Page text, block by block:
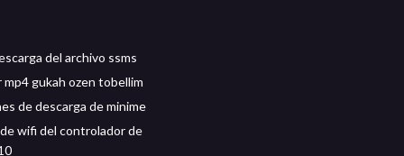
del archivo ssms
mp4 gukah ozen tobellim
de descarga de minime
wifi del controlador de